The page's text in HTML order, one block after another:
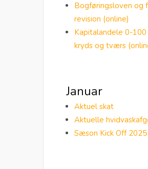
Bogføringsloven og
revision (online)
Kapitalandele 0-100
kryds og tværs
Januar
Aktuel skat
Aktuelle
Sæson Kick Off 2025